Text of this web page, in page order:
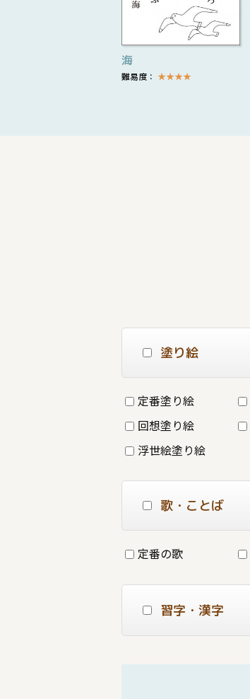
海
難易度： ★★★★
塗り絵
定番塗り絵
回想塗り絵
浮世絵塗り絵
歌・ことば
定番の歌
習字・漢字